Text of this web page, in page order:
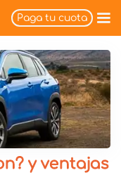
Paga tu cuota
y ventajas